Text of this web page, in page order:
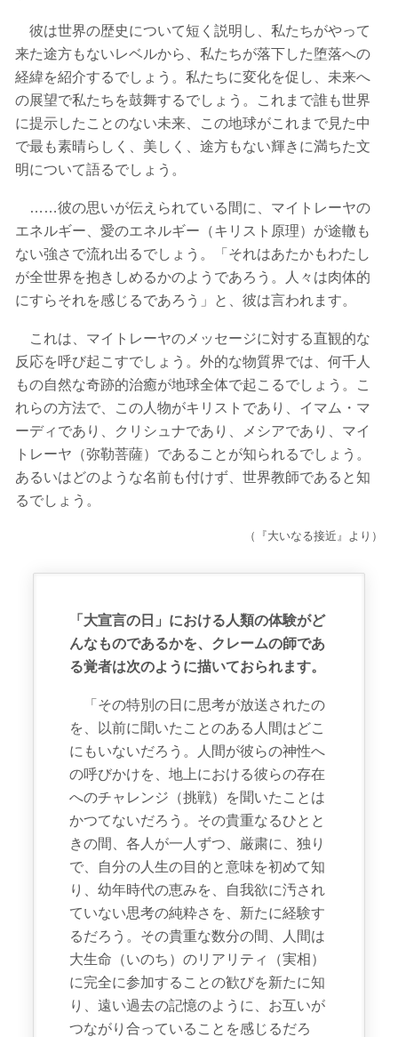
彼は世界の歴史について短く説明し、私たちがやって
来た途方もないレベルから、私たちが落下した堕落への
経緯を紹介するでしょう。私たちに変化を促し、未来へ
の展望で私たちを鼓舞するでしょう。これまで誰も世界
に提示したことのない未来、この地球がこれまで見た中
で最も素晴らしく、美しく、途方もない輝きに満ちた文
明について語るでしょう。
……彼の思いが伝えられている間に、マイトレーヤの
エネルギー、愛のエネルギー（キリスト原理）が途轍も
ない強さで流れ出るでしょう。「それはあたかもわたし
が全世界を抱きしめるかのようであろう。人々は肉体的
にすらそれを感じるであろう」と、彼は言われます。
これは、マイトレーヤのメッセージに対する直観的な
反応を呼び起こすでしょう。外的な物質界では、何千人
もの自然な奇跡的治癒が地球全体で起こるでしょう。こ
れらの方法で、この人物がキリストであり、イマム・マ
ーディであり、クリシュナであり、メシアであり、マイ
トレーヤ（弥勒菩薩）であることが知られるでしょう。
あるいはどのような名前も付けず、世界教師であると知
るでしょう。
（『大いなる接近』より）
「大宣言の日」における人類の体験がど
んなものであるかを、クレームの師であ
る覚者は次のように描いておられます。
「その特別の日に思考が放送されたの
を、以前に聞いたことのある人間はどこ
にもいないだろう。人間が彼らの神性へ
の呼びかけを、地上における彼らの存在
へのチャレンジ（挑戦）を聞いたことは
かつてないだろう。その貴重なるひとと
きの間、各人が一人ずつ、厳粛に、独り
で、自分の人生の目的と意味を初めて知
り、幼年時代の恵みを、自我欲に汚され
ていない思考の純粋さを、新たに経験す
るだろう。その貴重な数分の間、人間は
大生命（いのち）のリアリティ（実相）
に完全に参加することの歓びを新たに知
り、遠い過去の記憶のように、お互いが
つながり合っていることを感じるだろ